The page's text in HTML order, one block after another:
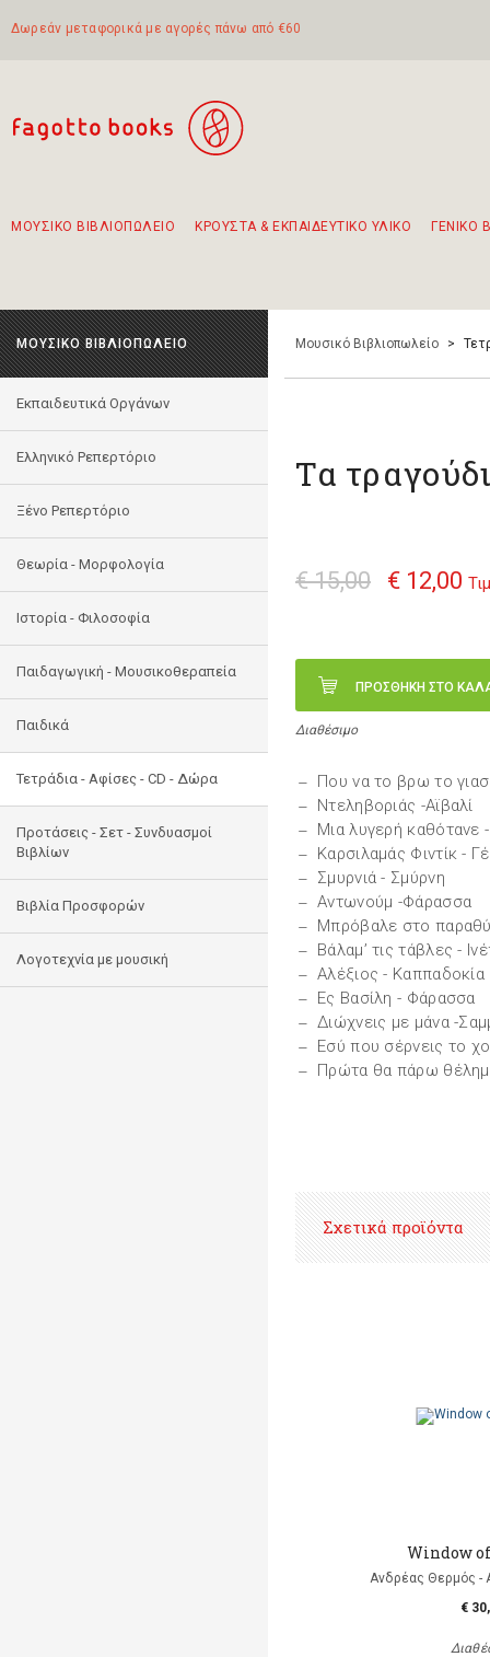
Δωρεάν μεταφορικά με αγορές πάνω από €60
ΜΟΥΣΙΚΟ ΒΙΒΛΙΟΠΩΛΕΙΟ ΚΡΟΥΣΤΑ & ΕΚΠΑΙΔΕΥΤΙΚΟ ΥΛΙΚΟ ΓΕΝΙΚΟ
ΜΟΥΣΙΚΟ ΒΙΒΛΙΟΠΩΛΕΙΟ
Εκπαιδευτικά Οργάνων
Ελληνικό Ρεπερτόριο
Ξένο Ρεπερτόριο
Θεωρία - Μορφολογία
Ιστορία - Φιλοσοφία
Παιδαγωγική - Μουσικοθεραπεία
Παιδικά
Τετράδια - Αφίσες - CD - Δώρα
Προτάσεις - Σετ - Συνδυασμοί
Βιβλίων
Βιβλία Προσφορών
Λογοτεχνία με μουσική
Μουσικό Βιβλιοπωλείο >
Τα
€ 15,00 € 12,00
ΠΡΟΣΘΗΚΗ ΣΤΟ
Διαθέσιμο
Που να το βρω το
Ντεληβοριάς -Αϊβαλί
Μια λυγερή καθότανε
Καρσιλαμάς Φιντίκ -
Σμυρνιά - Σμύρνη
Αντωνούμ -Φάρασσα
Μπρόβαλε στο
Βάλαμ’ τις τάβλες -
Αλέξιος - Καππαδοκία
Ες Βασίλη - Φάρασσα
Διώχνεις με μάνα -
Εσύ που σέρνεις το
Πρώτα θα πάρω
Σχετικά προϊόντα
Window
Ανδρέας Θερμός -
€